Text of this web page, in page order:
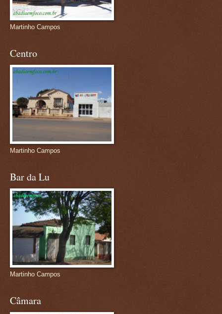
Martinho Campos
Centro
Martinho Campos
Bar da Lu
Martinho Campos
Câmara